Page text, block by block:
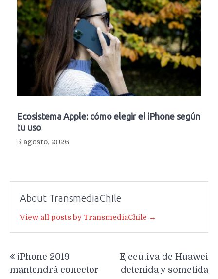
Ecosistema Apple: cómo elegir el iPhone según
tu uso
5 agosto, 2026
About TransmediaChile
View all posts by TransmediaChile →
iPhone 2019
mantendrá conector
Ejecutiva de Huawei
detenida y sometida